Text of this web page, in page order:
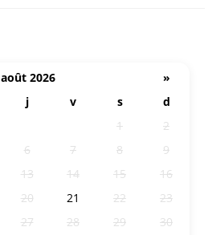
août 2026
»
j v s
d
1
2
6 7 8
9
13 14 15
16
20 21 22
23
27 28 29
30